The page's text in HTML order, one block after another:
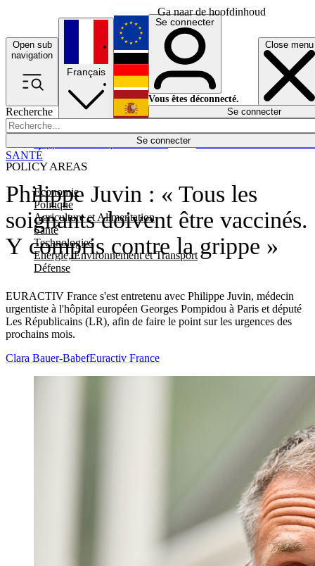
Ga naar de hoofdinhoud
Open sub
navigation
Close menu
Recherche
Se connecter
POLICY AREAS
Economie
Politique
Agriculture et Alimentation
Santé
Technologies
Energie, Environnement et Transport
Défense
Économie
Français
English
Deutsch
Español
Se connecter
Vous êtes déconnecté.
Se connecter
Philippe Juvin : « Tous les
soignants doivent être vaccinés.
Y compris contre la grippe »
EURACTIV France s'est entretenu avec Philippe Juvin, médecin
urgentiste à l'hôpital européen Georges Pompidou à Paris et député
Les Républicains (LR), afin de faire le point sur les urgences des
prochains mois.
SANTÉ
Clara Bauer-BabefEuractiv France